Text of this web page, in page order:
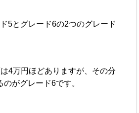
5とグレード6の2つのグレード
4万円ほどありますが、その分
がグレード6です。